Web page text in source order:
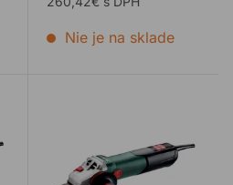
Nie je na sklade